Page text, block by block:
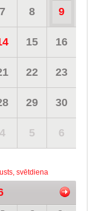
7 8 9
15 16
22 23
29 30
4 5 6
svētdiena